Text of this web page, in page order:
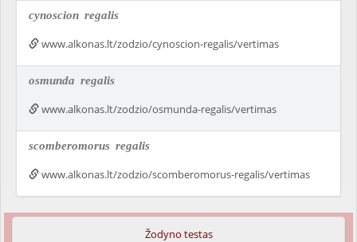
cynoscion regalis
www.alkonas.lt/zodzio/cynoscion-regalis/vertimas
osmunda regalis
www.alkonas.lt/zodzio/osmunda-regalis/vertimas
scomberomorus regalis
www.alkonas.lt/zodzio/scomberomorus-regalis/vertimas
Žodyno testas